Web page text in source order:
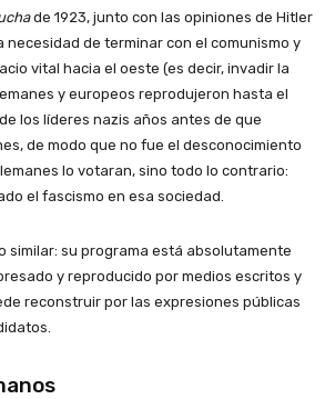
de 1923, junto con las opiniones de Hitler
necesidad de terminar con el comunismo y
vital hacia el oeste (es decir, invadir la
y europeos reprodujeron hasta el
los líderes nazis años antes de que
de modo que no fue el desconocimiento
lo votaran, sino todo lo contrario:
el fascismo en esa sociedad.
similar: su programa está absolutamente
y reproducido por medios escritos y
reconstruir por las expresiones públicas